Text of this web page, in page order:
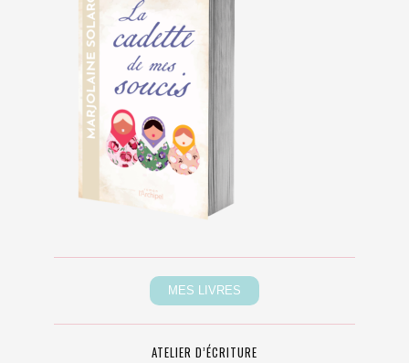
ATELIER D’ÉCRITURE